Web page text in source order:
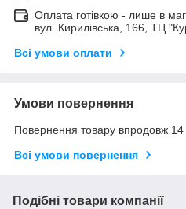
Оплата готівкою - лише в
вул. Кирилівська, 166, ТЦ
Всі умови оплати
Умови повернення
Повернення товару впродовж 14
Всі умови повернення
Подібні товари компанії